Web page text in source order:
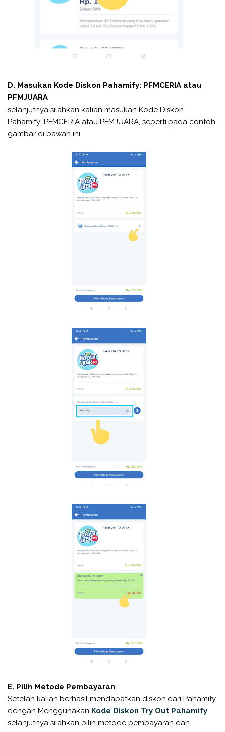
D. Masukan Kode Diskon Pahamify: PFMCERIA atau
PFMJUARA
selanjutnya silahkan kalian masukan Kode Diskon
Pahamify: PFMCERIA atau PFMJUARA, seperti pada contoh
gambar di bawah ini
E. Pilih Metode Pembayaran
Setelah kalian berhasil mendapatkan diskon dari Pahamify
dengan Menggunakan Kode Diskon Try Out Pahamify,
selanjutnya silahkan pilih metode pembayaran dan